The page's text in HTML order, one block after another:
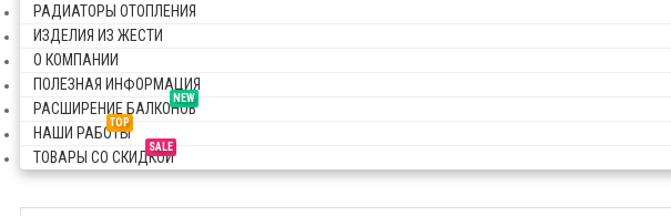
РАДИАТОРЫ ОТОПЛЕНИЯ
ИЗДЕЛИЯ ИЗ ЖЕСТИ
О КОМПАНИИ
ПОЛЕЗНАЯ ИНФОРМАЦИЯ
NEW
РАСШИРЕНИЕ БАЛКОНОВ
TOP
НАШИ РАБОТЫ
SALE
ТОВАРЫ СО СКИДКОЙ